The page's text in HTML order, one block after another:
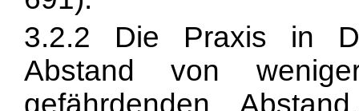
3.2.2 Die Praxis in
Abstand von
gefährdenden